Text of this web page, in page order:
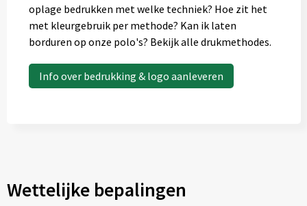
oplage bedrukken met welke techniek? Hoe zit het
met kleurgebruik per methode? Kan ik laten
borduren op onze polo's? Bekijk alle drukmethodes.
Info over bedrukking & logo aanleveren
Wettelijke bepalingen